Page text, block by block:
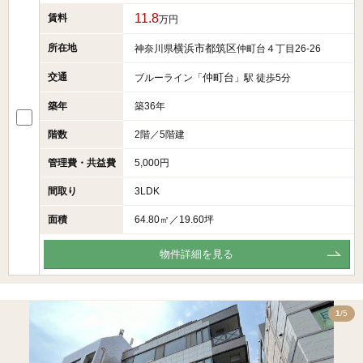
賃料 11.8万円
所在地 神奈川県横浜市都筑区仲町台４丁目26-26
交通 ブルーライン「 仲町台 」駅 徒歩5分
築年 築36年
階数 2階／5階建
管理費・共益費 5,000円
間取り 3LDK
面積 64.80㎡／19.60坪
物件詳細を見る
1/5